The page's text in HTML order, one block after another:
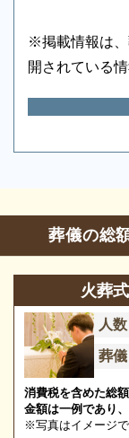
のある方でも
も不安や心配
慮なくご相談
で理解が進め
ます。
※掲載情報は
開されている
滋賀県草津市
葬儀の相談
参列等のお問合せ
営業時間
定休日
※2024/10/04時
葬儀の総
火葬
人数
葬儀
消費税を含めた総額
金額は一例であり
※写真はイメージ